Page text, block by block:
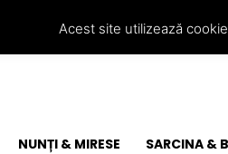
NUNȚI & MIRESE SARCINA &
Acest site utilizează